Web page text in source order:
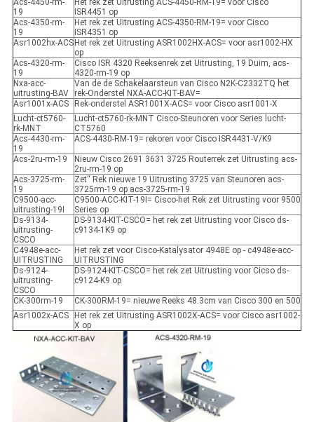
Acs-4450-rm-
19
Het rek zet Uitrusting ACS-4450-RM-19= voor Cisco
ISR4451 op
Acs-4350-rm-
19
Het rek zet Uitrusting ACS-4350-RM-19= voor Cisco
ISR4351 op
Asr1002hx-ACS Het rek zet Uitrusting ASR1002HX-ACS= voor asr1002-HX
op
Acs-4320-rm-
19
Cisco ISR 4320 Reeksenrek zet Uitrusting, 19 Duim, acs-
4320-rm-19 op
Nxa-acc-
uitrusting-BAV
Van de de Schakelaarsteun van Cisco N2K-C2332TQ het
rek-Onderstel NXA-ACC-KIT-BAV=
Asr1001x-ACS
Rek-onderstel ASR1001X-ACS= voor Cisco asr1001-X
Lucht-ct5760-
rk-MNT
Lucht-ct5760-rk-MNT Cisco-Steunoren voor Series lucht-
CT5760
Acs-4430-rm-
19
ACS-4430-RM-19= rekoren voor Cisco ISR4431-V/K9
Acs-2ru-rm-19
Nieuw Cisco 2691 3631 3725 Routerrek zet Uitrusting acs-
2ru-rm-19 op
Acs-3725-rm-
19
Zet“ Rek nieuwe 19 Uitrusting 3725 van Steunoren acs-
3725rm-19 op acs-3725-rm-19
C9500-acc-
uitrusting-19I
C9500-ACC-KIT-19I= Cisco-het Rek zet Uitrusting voor 9500
Series op
Ds-9134-
uitrusting-
CSCO
DS-9134-KIT-CSCO= het rek zet Uitrusting voor Cisco ds-
c9134-1K9 op
C4948e-acc-
UITRUSTING
Het rek zet voor Cisco-Katalysator 4948E op - c4948e-acc-
UITRUSTING
Ds-9124-
uitrusting-
CSCO
DS-9124-KIT-CSCO= het rek zet Uitrusting voor Cicso ds-
c9124-K9 op
CK-300rm-19
CK-300RM-19= nieuwe Reeks 48.3cm van Cisco 300 en 500
Asr1002x-ACS
Het rek zet Uitrusting ASR1002X-ACS= voor Cisco asr1002-
X op